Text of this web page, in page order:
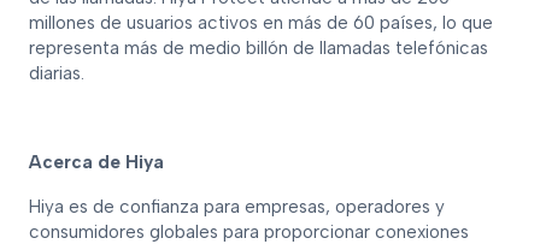
millones de usuarios activos en más de 60 países, lo que
representa más de medio billón de llamadas telefónicas
diarias.
Acerca de Hiya
Hiya es de confianza para empresas, operadores y
consumidores globales para proporcionar conexiones